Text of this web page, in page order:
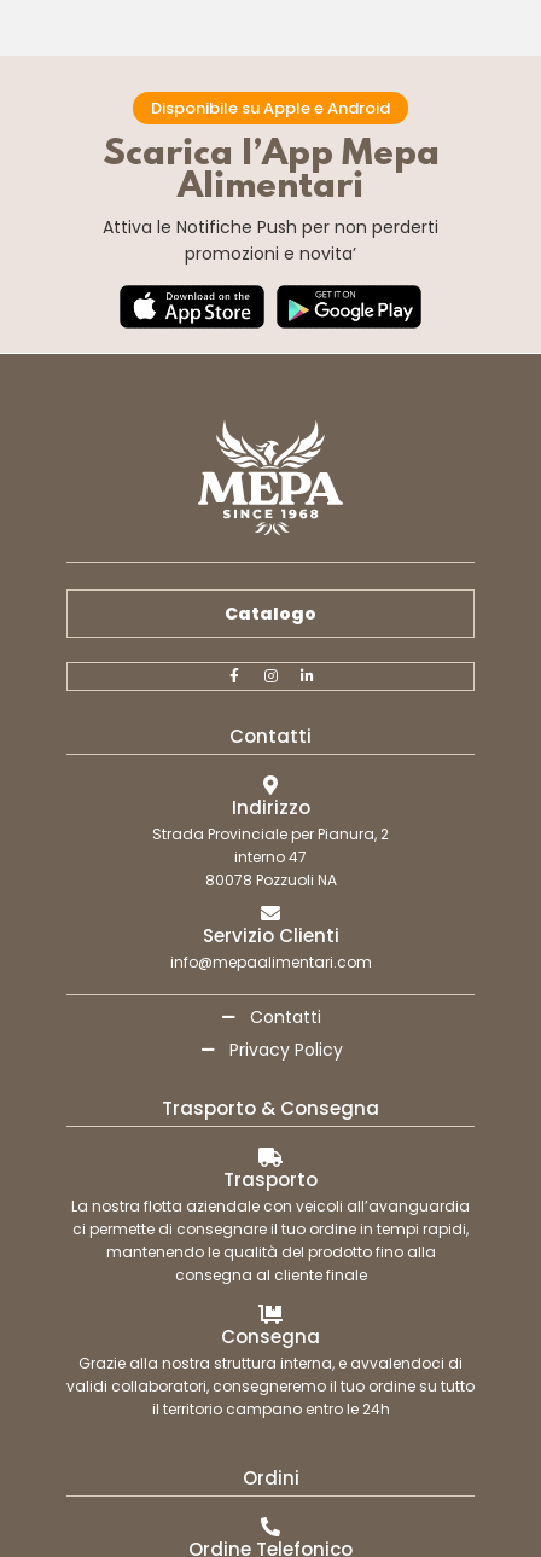
Disponibile su Apple e Android
Scarica l’App Mepa
Alimentari
Attiva le Notifiche Push per non perderti
promozioni e novita’
Catalogo
Contatti
Indirizzo
Strada Provinciale per Pianura, 2
interno 47
80078 Pozzuoli NA
Servizio Clienti
info@mepaalimentari.com
Contatti
Privacy Policy
Trasporto & Consegna
Trasporto
La nostra flotta aziendale con veicoli all’avanguardia
ci permette di consegnare il tuo ordine in tempi rapidi,
mantenendo le qualità del prodotto fino alla
consegna al cliente finale
Consegna
Grazie alla nostra struttura interna, e avvalendoci di
validi collaboratori, consegneremo il tuo ordine su tutto
il territorio campano entro le 24h
Ordini
Ordine Telefonico